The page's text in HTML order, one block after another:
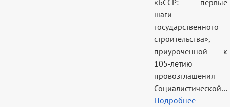
«БССР: первые
шаги
государственного
строительства»,
приуроченной к
105-летию
провозглашения
Социалистической…
Подробнее